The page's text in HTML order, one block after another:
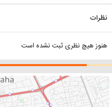
نظرات
هنوز هیچ نظری ثبت نشده است